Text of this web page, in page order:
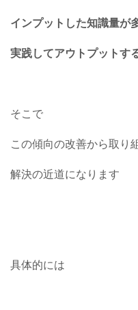
インプットした知識量が
実践してアウトプットす
そこで
この傾向の改善から取り
解決の近道になります
具体的には